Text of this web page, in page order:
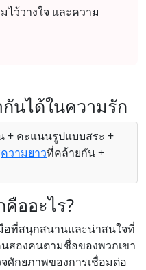
ว้วางใจ และความ
นได้ในความรัก
+ คะแนนรูปแบบสระ +
ความยาวที่คล้ายกัน +
ออะไร?
อที่สนุกสนานและน่าสนใจที่
สองคนตามชื่อของพวกเขา
ศักยภาพของการเชื่อมต่อ